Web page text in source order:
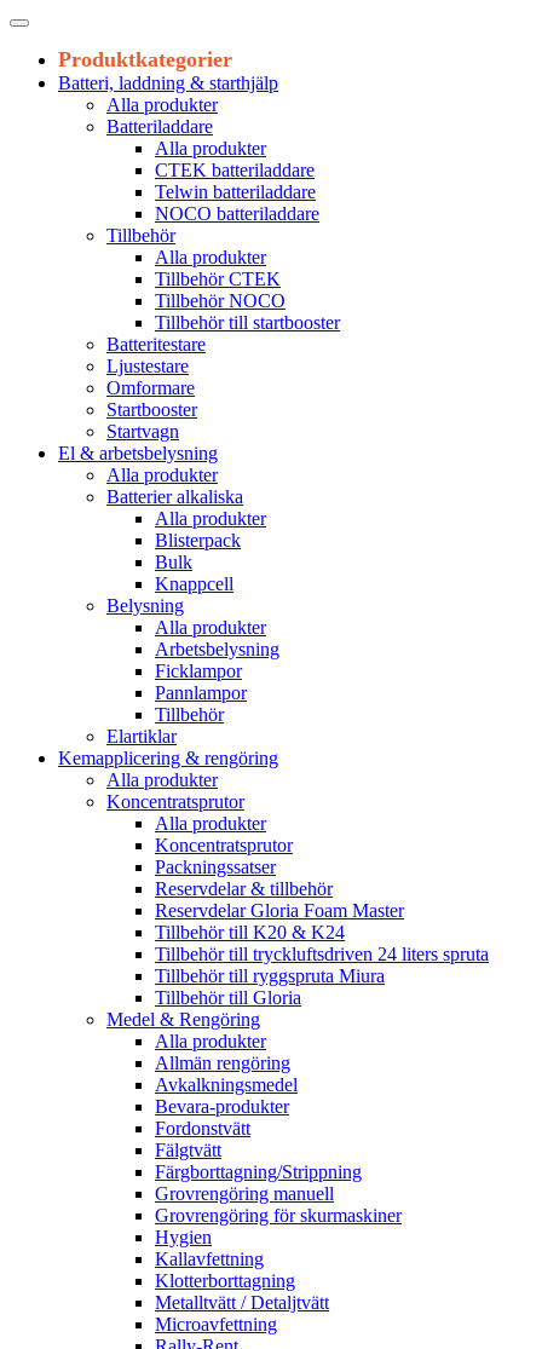
Produktkategorier
Batteri, laddning & starthjälp
Alla produkter
Batteriladdare
Alla produkter
CTEK batteriladdare
Telwin batteriladdare
NOCO batteriladdare
Tillbehör
Alla produkter
Tillbehör CTEK
Tillbehör NOCO
Tillbehör till startbooster
Batteritestare
Ljustestare
Omformare
Startbooster
Startvagn
El & arbetsbelysning
Alla produkter
Batterier alkaliska
Alla produkter
Blisterpack
Bulk
Knappcell
Belysning
Alla produkter
Arbetsbelysning
Ficklampor
Pannlampor
Tillbehör
Elartiklar
Kemapplicering & rengöring
Alla produkter
Koncentratsprutor
Alla produkter
Koncentratsprutor
Packningssatser
Reservdelar & tillbehör
Reservdelar Gloria Foam Master
Tillbehör till K20 & K24
Tillbehör till tryckluftsdriven 24 liters spruta
Tillbehör till ryggspruta Miura
Tillbehör till Gloria
Medel & Rengöring
Alla produkter
Allmän rengöring
Avkalkningsmedel
Bevara-produkter
Fordonstvätt
Fälgtvätt
Färgborttagning/Strippning
Grovrengöring manuell
Grovrengöring för skurmaskiner
Hygien
Kallavfettning
Klotterborttagning
Metalltvätt / Detaljtvätt
Microavfettning